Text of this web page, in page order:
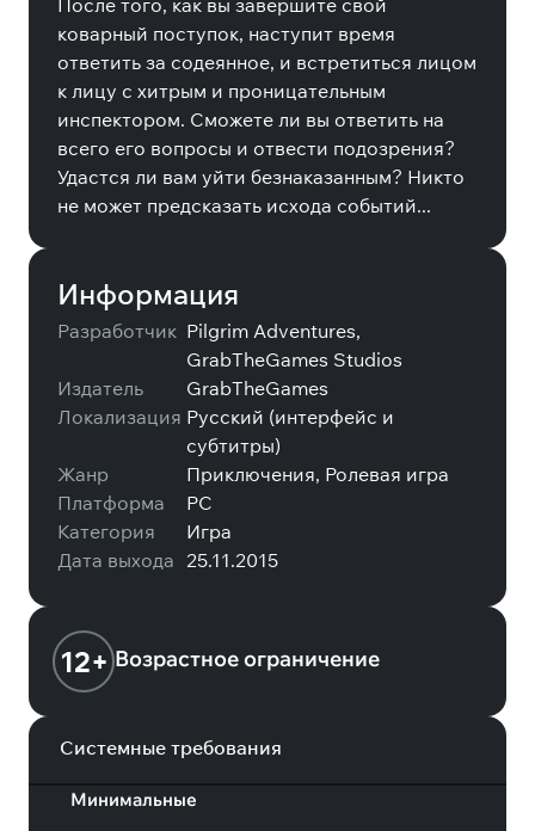
После того, как вы завершите свой
коварный поступок, наступит время
ответить за содеянное, и встретиться лицом
к лицу с хитрым и проницательным
инспектором. Сможете ли вы ответить на
всего его вопросы и отвести подозрения?
Удастся ли вам уйти безнаказанным? Никто
не может предсказать исхода событий...
Информация
Разработчик Pilgrim Adventures,
GrabTheGames Studios
Издатель
GrabTheGames
Локализация Русский (интерфейс и
субтитры)
Жанр
Приключения, Ролевая игра
Платформа
PC
Категория
Игра
Дата выхода 25.11.2015
12+ Возрастное ограничение
Системные требования
Минимальные